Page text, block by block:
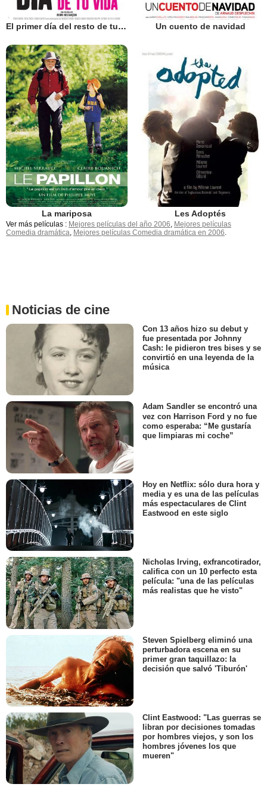
El primer día del resto de tu vida Un cuento de navidad
La mariposa Les Adoptés
Ver más películas : Mejores películas del año 2006, Mejores películas
Comedia dramática, Mejores películas Comedia dramática en 2006.
Noticias de cine
Con 13 años hizo su debut y
fue presentada por Johnny
Cash: le pidieron tres bises y se
convirtió en una leyenda de la
música
Adam Sandler se encontró una
vez con Harrison Ford y no fue
como esperaba: “Me gustaría
que limpiaras mi coche”
Hoy en Netflix: sólo dura hora y
media y es una de las películas
más espectaculares de Clint
Eastwood en este siglo
Nicholas Irving, exfrancotirador,
califica con un 10 perfecto esta
película: "una de las películas
más realistas que he visto"
Steven Spielberg eliminó una
perturbadora escena en su
primer gran taquillazo: la
decisión que salvó 'Tiburón'
Clint Eastwood: "Las guerras se
libran por decisiones tomadas
por hombres viejos, y son los
hombres jóvenes los que
mueren"